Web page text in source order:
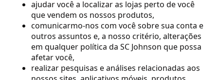
ajudar você a localizar as lojas perto de você
que vendem os nossos produtos,
comunicarmo-nos com você sobre sua conta e
outros assuntos e, a nosso critério, alterações
em qualquer política da SC Johnson que possa
afetar você,
realizar pesquisas e análises relacionadas aos